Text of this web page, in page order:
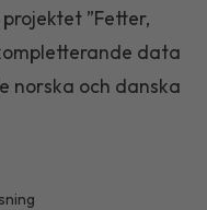
”Fetter,
data
norska och danska